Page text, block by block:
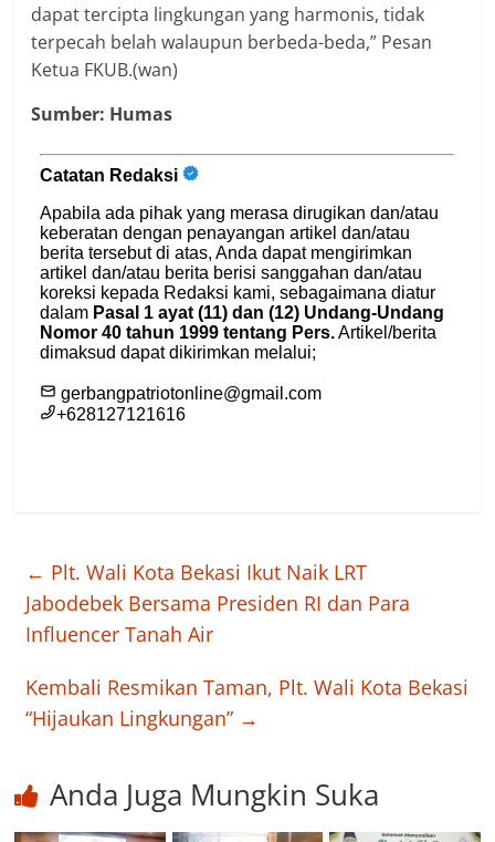
dapat tercipta lingkungan yang harmonis, tidak
terpecah belah walaupun berbeda-beda,” Pesan
Ketua FKUB.(wan)
Sumber: Humas
← Plt. Wali Kota Bekasi Ikut Naik LRT
Jabodebek Bersama Presiden RI dan Para
Influencer Tanah Air
Kembali Resmikan Taman, Plt. Wali Kota Bekasi
“Hijaukan Lingkungan” →
Anda Juga Mungkin Suka